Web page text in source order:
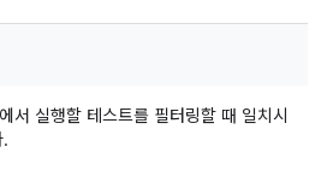
서 실행할 테스트를 필터링할 때 일치시